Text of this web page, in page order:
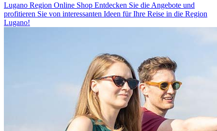
Lugano Region Online Shop Entdecken Sie die Angebote und
profitieren Sie von interessanten Ideen für Ihre Reise in die Region
Lugano!